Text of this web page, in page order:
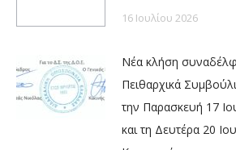
16 Ιουλίου 2026
Νέα κλήση
Πειθαρχικά
την Παρασκευή 17
και τη Δευτέρα 20